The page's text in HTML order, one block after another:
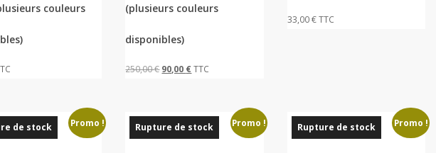
peuvent
page
couleurs
peuvent
page
(plusieurs couleurs
disponibles)
250,00€ Le
était :
250,00 €.
90,00 € Le
est :
90,00 €.
TTC
33,00€TTC
de stock Promo ! Rupture de stock Promo ! Rupture de stock Promo !